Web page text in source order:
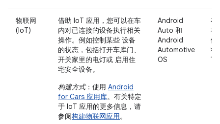
物联网
(IoT)
借助 IoT 应用，您可以在车
内对已连接的设备执行相关
操作。例如控制某些 设备
的状态，包括打开车库门、
开关家里的电灯或 启用住
宅安全设备。
构建方式：使用 Android
for Cars 应用库。有关特定
于 IoT 应用的更多信息，请
参阅构建物联网应用。
Android
Auto 和
Android
Automotive
OS
在
车
停
状
下